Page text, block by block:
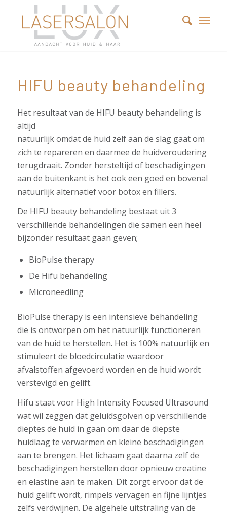
HIFU beauty behandeling
Het resultaat van de HIFU beauty behandeling is
altijd
natuurlijk omdat de huid zelf aan de slag gaat om
zich te repareren en daarmee de huidveroudering
terugdraait. Zonder hersteltijd of beschadigingen
aan de buitenkant is het ook een goed en bovenal
natuurlijk alternatief voor botox en fillers.
De HIFU beauty behandeling bestaat uit 3
verschillende behandelingen die samen een heel
bijzonder resultaat gaan geven;
BioPulse therapy
De Hifu behandeling
Microneedling
BioPulse therapy is een intensieve behandeling
die is ontworpen om het natuurlijk functioneren
van de huid te herstellen. Het is 100% natuurlijk en
stimuleert de bloedcirculatie waardoor
afvalstoffen afgevoerd worden en de huid wordt
verstevigd en gelift.
Hifu staat voor High Intensity Focused Ultrasound
wat wil zeggen dat geluidsgolven op verschillende
dieptes de huid in gaan om daar de diepste
huidlaag te verwarmen en kleine beschadigingen
aan te brengen. Het lichaam gaat daarna zelf de
beschadigingen herstellen door opnieuw creatine
en elastine aan te maken. Dit zorgt ervoor dat de
huid gelift wordt, rimpels vervagen en fijne lijntjes
zelfs verdwijnen. De algehele uitstraling van de